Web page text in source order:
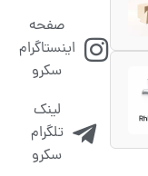
صفحه
اینستاگرام
سکرو
لینک
تلگرام
سکرو